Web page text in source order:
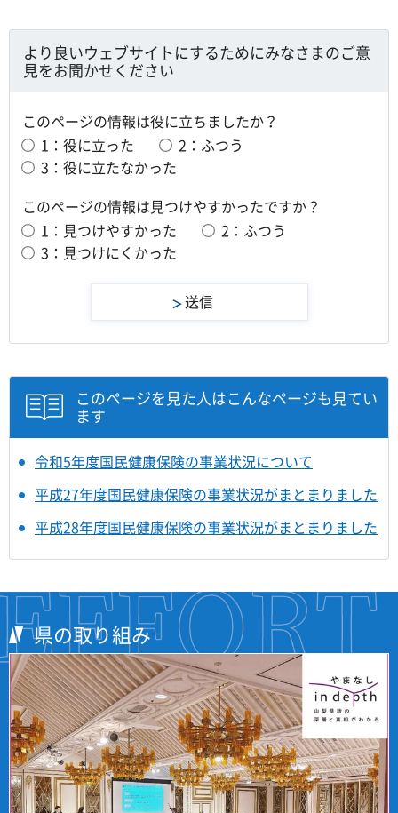
より良いウェブサイトにするためにみなさまのご意
見をお聞かせください
このページの情報は役に立ちましたか？
1：役に立った
2：ふつう
3：役に立たなかった
このページの情報は見つけやすかったですか？
1：見つけやすかった
2：ふつう
3：見つけにくかった
このページを見た人はこんなページも見てい
ます
令和5年度国民健康保険の事業状況について
平成27年度国民健康保険の事業状況がまとまりました
平成28年度国民健康保険の事業状況がまとまりました
県の取り組み